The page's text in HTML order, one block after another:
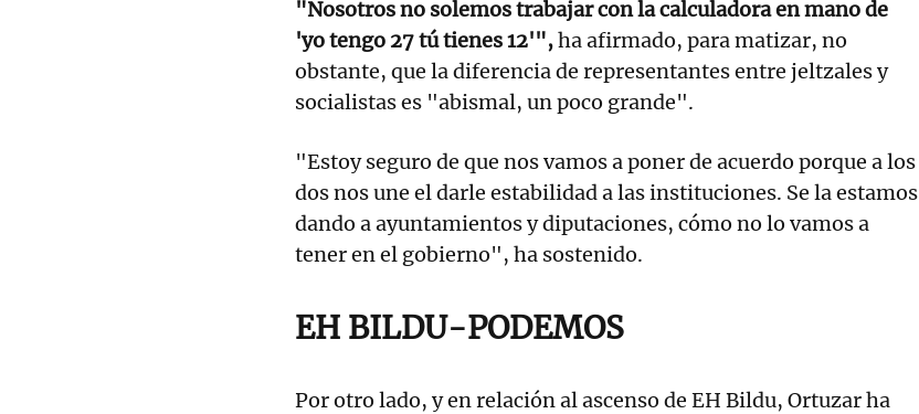
"Nosotros no solemos trabajar con la calculadora en mano de
'yo tengo 27 tú tienes 12'",ha afirmado, para matizar, no
obstante, que la diferencia de representantes entre jeltzales y
socialistas es "abismal, un poco grande".
"Estoy seguro de que nos vamos a poner de acuerdo porque a los
dos nos une el darle estabilidad a las instituciones. Se la estamos
dando a ayuntamientos y diputaciones, cómo no lo vamos a
tener en el gobierno", ha sostenido.
EH BILDU-PODEMOS
Por otro lado, y en relación al ascenso de EH Bildu, Ortuzar ha